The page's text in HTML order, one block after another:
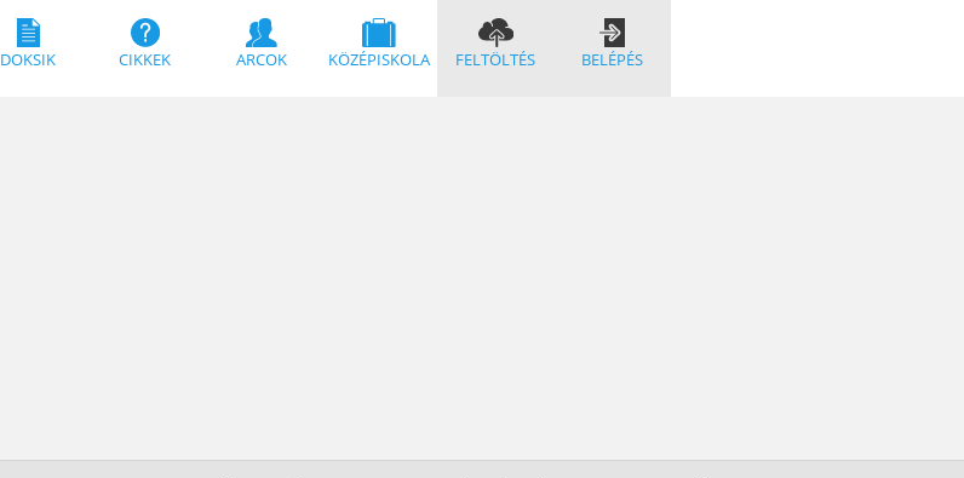
DOKSIK CIKKEK ARCOK KÖZÉPISKOLA FELTÖLTÉS BELÉPÉS